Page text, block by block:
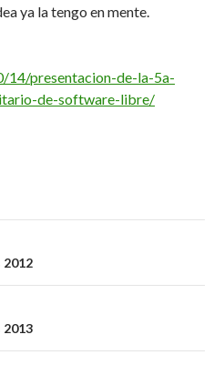
ya la tengo en mente.
14/presentacion-de-la-5a-
de-software-libre/
2012
2013